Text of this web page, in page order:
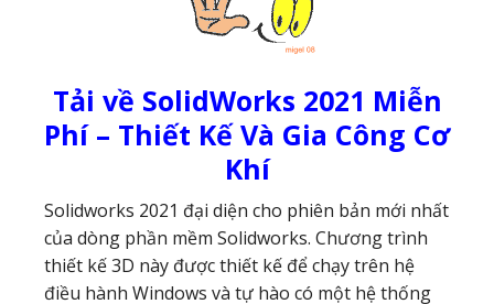
Tải về SolidWorks 2021 Miễn
Phí – Thiết Kế Và Gia Công Cơ
Khí
Solidworks 2021 đại diện cho phiên bản mới nhất
của dòng phần mềm Solidworks. Chương trình
thiết kế 3D này được thiết kế để chạy trên hệ
điều hành Windows và tự hào có một hệ thống